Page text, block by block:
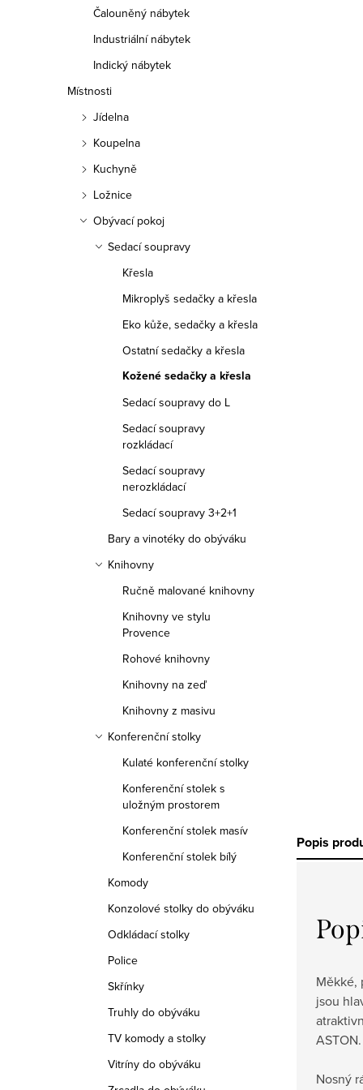
Čalouněný nábytek
Industriální nábytek
Indický nábytek
Místnosti
Jídelna
Koupelna
Kuchyně
Ložnice
Obývací pokoj
Sedací soupravy
Křesla
Mikroplyš sedačky a křesla
Eko kůže, sedačky a křesla
Ostatní sedačky a křesla
Kožené sedačky a křesla
Sedací soupravy do L
Sedací soupravy
rozkládací
Sedací soupravy
nerozkládací
Sedací soupravy 3+2+1
Bary a vinotéky do obýváku
Knihovny
Ručně malované knihovny
Knihovny ve stylu
Provence
Rohové knihovny
Knihovny na zeď
Knihovny z masivu
Konferenční stolky
Kulaté konferenční stolky
Konferenční stolek s
uložným prostorem
Konferenční stolek masív
Konferenční stolek bílý
Komody
Konzolové stolky do obýváku
Odkládací stolky
Police
Skřínky
Truhly do obýváku
TV komody a stolky
Vitríny do obýváku
Popis
Měkké,
jsou
ASTON.
Nosný